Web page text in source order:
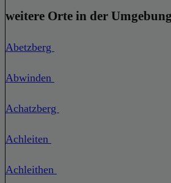
weitere Orte in der Umgebung
Abetzberg
Abwinden
Achatzberg
Achleiten
Achleithen